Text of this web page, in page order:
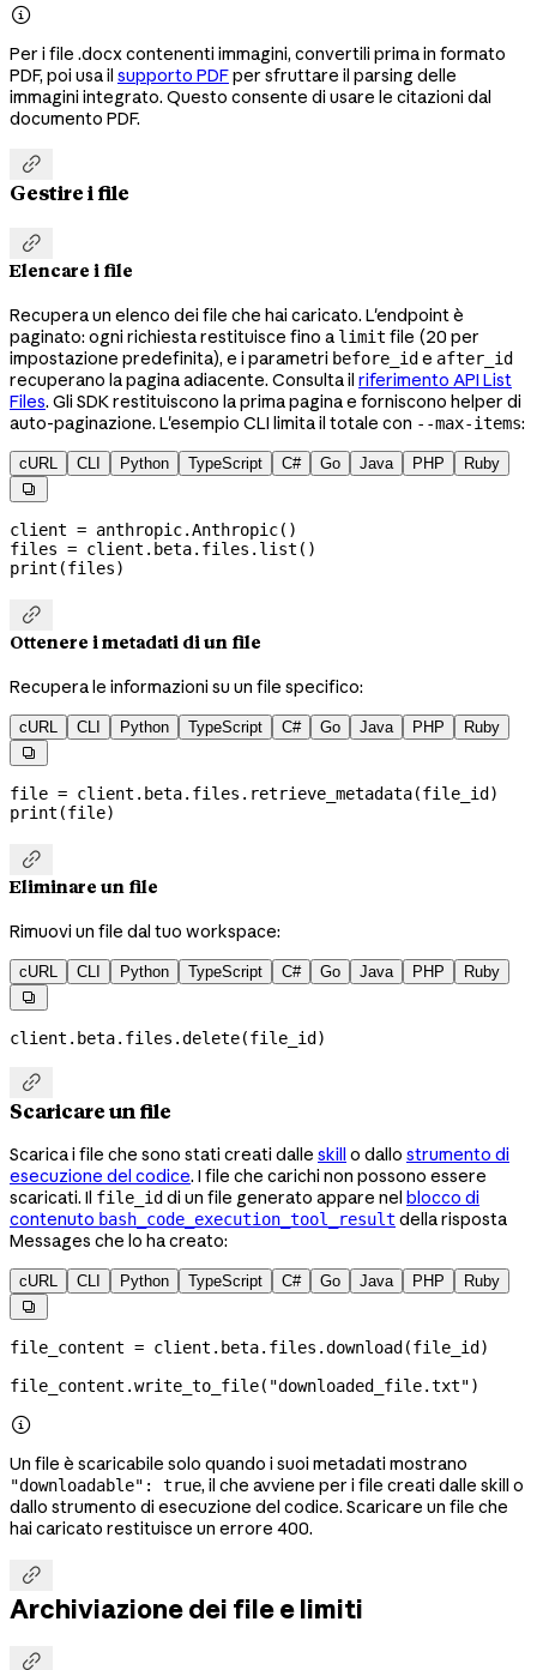

Per i file .docx contenenti immagini, convertili prima in formato
PDF, poi usa il supporto PDFper sfruttare il parsing delle
immagini integrato. Questo consente di usare le citazioni dal
documento PDF.

Gestire i file

Elencare i file
Recupera un elenco dei file che hai caricato. L'endpoint è
paginato: ogni richiesta restituisce fino a limit file (20 per
impostazione predefinita), e i parametri before_id e after_id
recuperano la pagina adiacente. Consulta il riferimento API List
Files. Gli SDK restituiscono la prima pagina e forniscono helper di
auto-paginazione. L'esempio CLI limita il totale con --max-items:
cURL CLI Python TypeScript C# Go Java PHP Ruby

client = anthropic.Anthropic()
files = client.beta.files.list()
print (files)

Ottenere i metadati di un file
Recupera le informazioni su un file specifico:
cURL CLI Python TypeScript C# Go Java PHP Ruby

file = client.beta.files.retrieve_metadata(file_id)
print (file)

Eliminare un file
Rimuovi un file dal tuo workspace:
cURL CLI Python TypeScript C# Go Java PHP Ruby

client.beta.files.delete(file_id)

Scaricare un file
Scarica i file che sono stati creati dalle skill o dallo strumento di
esecuzione del codice. I file che carichi non possono essere
scaricati. Il file_id di un file generato appare nel blocco di
contenuto bash_code_execution_tool_result della risposta
Messages che lo ha creato:
cURL CLI Python TypeScript C# Go Java PHP Ruby

file_content = client.beta.files.download(file_id)
file_content.write_to_file( "downloaded_file.txt")

Un file è scaricabile solo quando i suoi metadati mostrano
"downloadable": true, il che avviene per i file creati dalle skill o
dallo strumento di esecuzione del codice. Scaricare un file che
hai caricato restituisce un errore 400.

Archiviazione dei file e limiti
